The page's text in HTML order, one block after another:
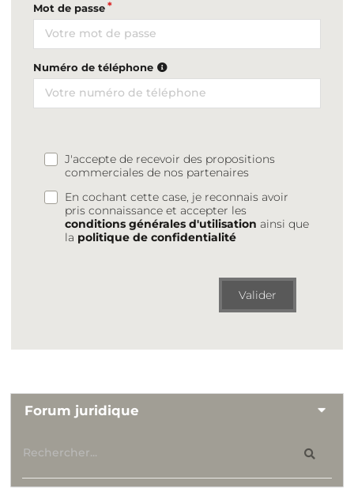
Mot de passe
Numéro de téléphone
J'accepte de recevoir des propositions
commerciales de nos partenaires
En cochant cette case, je reconnais avoir
pris connaissance et accepter les
conditions générales d'utilisation ainsi que
la politique de confidentialité
Valider
Forum juridique